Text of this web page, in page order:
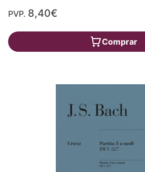
PVP. 8,40€
Comprar